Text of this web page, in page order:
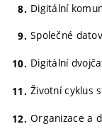
Digitální
Společné
Digitální
Životní cyklus
Organizace a